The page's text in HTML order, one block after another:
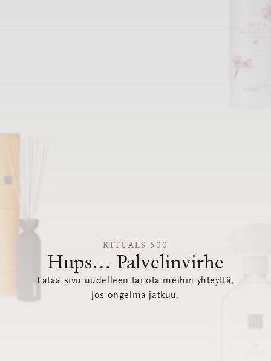
RITUALS 500
Hups… Palvelinvirhe
Lataa sivu uudelleen tai ota meihin yhteyttä,
jos ongelma jatkuu.